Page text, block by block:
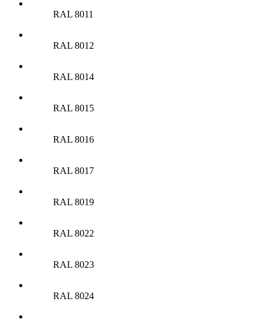
RAL 8011
RAL 8012
RAL 8014
RAL 8015
RAL 8016
RAL 8017
RAL 8019
RAL 8022
RAL 8023
RAL 8024